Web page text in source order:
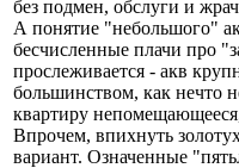
без подмен, обслуги и
А понятие "небольшого"
бесчисленные плачи про
прослеживается - акв
большинством, как нечто
квартиру
Впрочем, впихнуть
вариант. Означенные